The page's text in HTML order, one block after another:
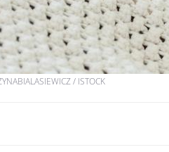
/ ISTOCK